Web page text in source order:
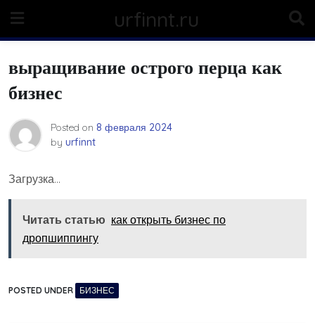
content
urfinnt.ru
выращивание острого перца как
бизнес
Posted on 8 февраля 2024
by urfinnt
Загрузка…
Читать статью как открыть бизнес по
дропшиппингу
POSTED UNDER БИЗНЕС